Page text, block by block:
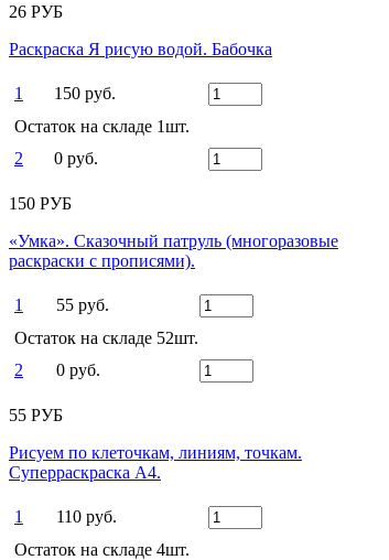
26 РУБ
Раскраска Я рисую водой. Бабочка
1
150 руб.
Остаток на складе 1шт.
2
0 руб.
150 РУБ
«Умка». Сказочный патруль (многоразовые
раскраски с прописями).
1
55 руб.
Остаток на складе 52шт.
2
0 руб.
55 РУБ
Рисуем по клеточкам, линиям, точкам.
Суперраскраска А4.
1
110 руб.
Остаток на складе 4шт.